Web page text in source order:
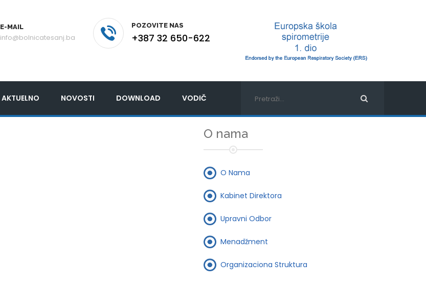
E-MAIL
info@bolnicatesanj.ba
POZOVITE NAS
+387 32 650-622
AKTUELNO NOVOSTI DOWNLOAD VODIČ
O nama
O Nama
Kabinet Direktora
Upravni Odbor
Menadžment
Organizaciona Struktura